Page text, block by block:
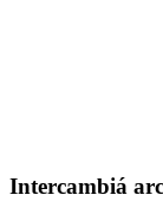
Intercambiá